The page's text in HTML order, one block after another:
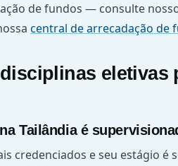
de fundos — consulte
central de arrecadação de
eletivas
Tailândia é
credenciados e seu estágio é